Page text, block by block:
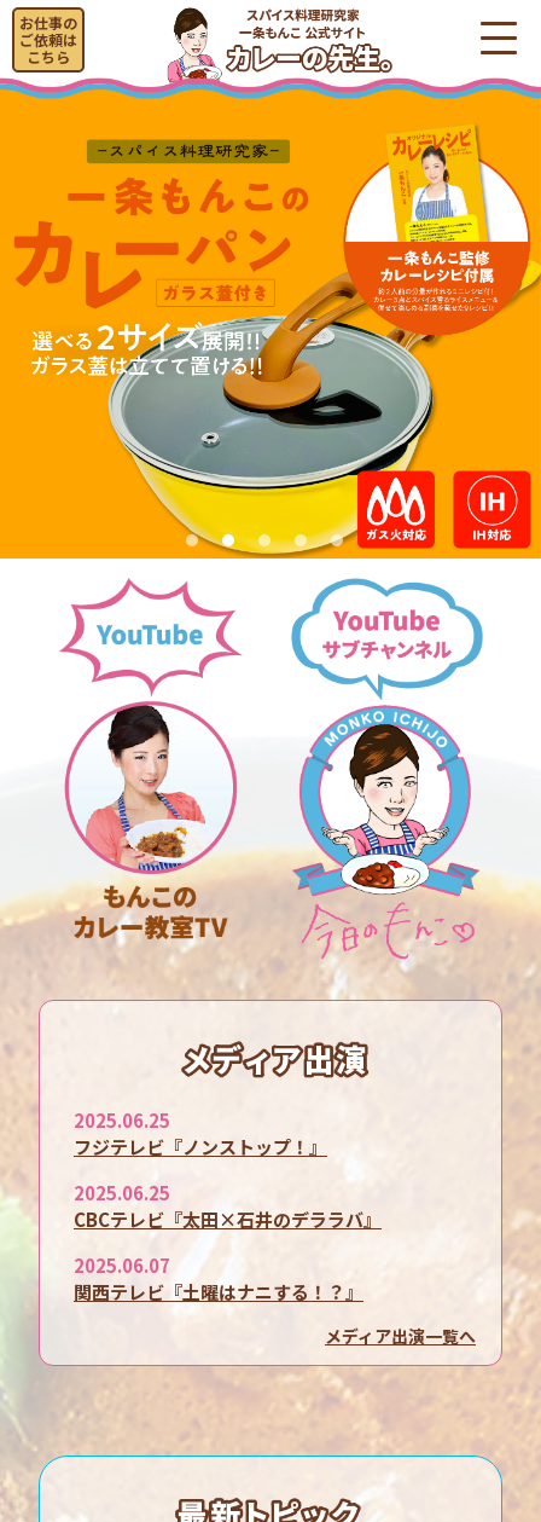
お仕事の
ご依頼は
こちら
2025.06.25
フジテレビ『ノンストップ！』
2025.06.25
CBCテレビ『太田×石井のデララバ』
2025.06.07
関西テレビ『土曜はナニする！？』
メディア出演一覧へ